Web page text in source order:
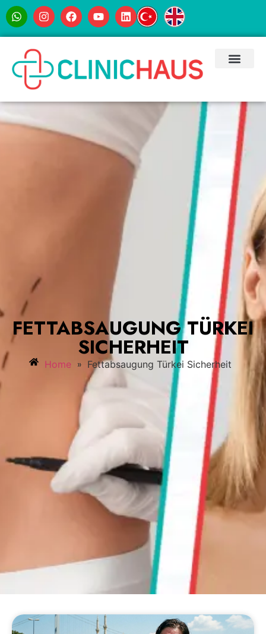
FETTABSAUGUNG TÜRKEI
SICHERHEIT
Home » Fettabsaugung Türkei Sicherheit